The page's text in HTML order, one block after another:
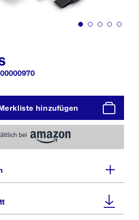
hinzufügen
(BxTxH) :